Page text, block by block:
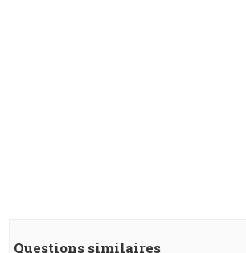
Questions similaires